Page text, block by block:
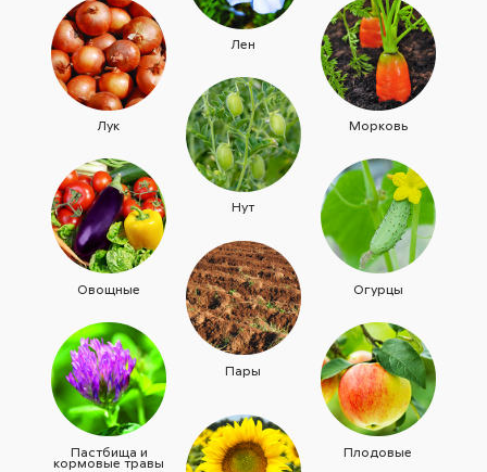
Лен
Лук Морковь
Нут
Овощные Огурцы
Пары
Пастбища и
кормовые травы
Плодовые